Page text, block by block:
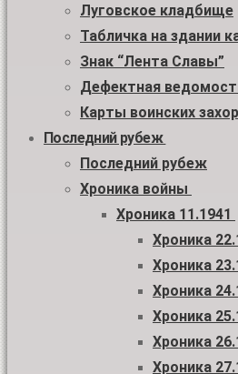
Луговское кладбище
Табличка на здании
Знак “Лента Славы”
Дефектная
Карты воинских
Последний рубеж
Последний рубеж
Хроника войны
Хроника 11.1941
Хроника
Хроника
Хроника
Хроника
Хроника
Хроника